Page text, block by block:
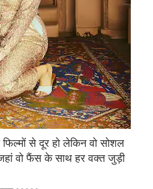
से दूर हो लेकिन वो सोशल
जहां वो फैंस के साथ हर वक्त जुड़ी